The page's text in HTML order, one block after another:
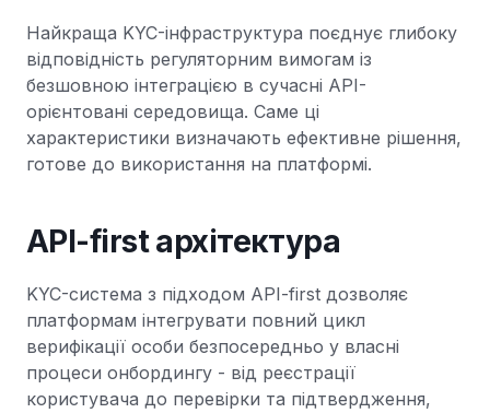
Найкраща KYC-інфраструктура поєднує глибоку
відповідність регуляторним вимогам із
безшовною інтеграцією в сучасні API-
орієнтовані середовища. Саме ці
характеристики визначають ефективне рішення,
готове до використання на платформі.
API-first архітектура
KYC-система з підходом API-first дозволяє
платформам інтегрувати повний цикл
верифікації особи безпосередньо у власні
процеси онбордингу - від реєстрації
користувача до перевірки та підтвердження,